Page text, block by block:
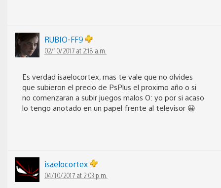
RUBIO-FF9
02/10/2017 at 2:18 a.m.
Es verdad isaelocortex, mas te vale que no olvides
que subieron el precio de PsPlus el proximo año o si
no comenzaran a subir juegos malos O: yo por si acaso
lo tengo anotado en un papel frente al televisor 😀
isaelocortex
04/10/2017 at 2:03 p.m.